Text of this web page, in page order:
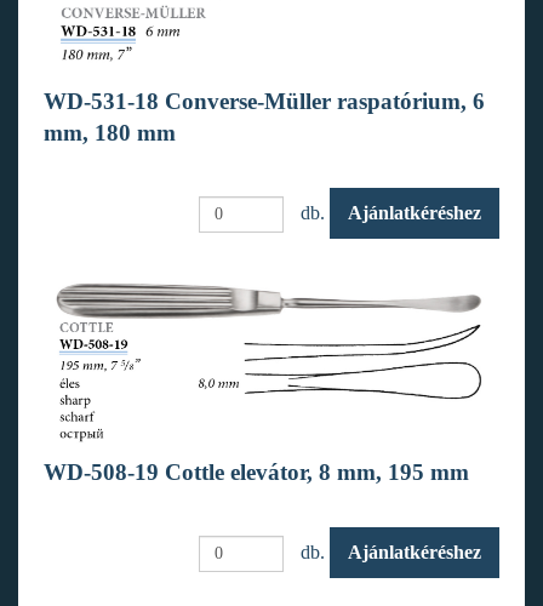
WD-531-18 Converse-Müller raspatórium, 6
mm, 180 mm
db. Ajánlatkéréshez
WD-508-19 Cottle elevátor, 8 mm, 195 mm
db. Ajánlatkéréshez